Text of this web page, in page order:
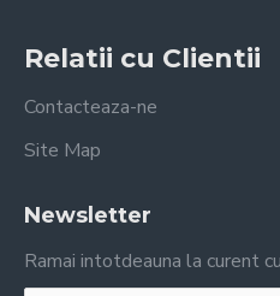
Relatii cu Clientii
Contacteaza-ne
Site Map
Newsletter
Ramai intotdeauna la curent